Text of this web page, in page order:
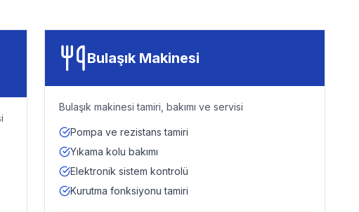
Bulaşık Makinesi
Bulaşık makinesi tamiri, bakımı ve servisi
Pompa ve rezistans tamiri
Yıkama kolu bakımı
Elektronik sistem kontrolü
Kurutma fonksiyonu tamiri